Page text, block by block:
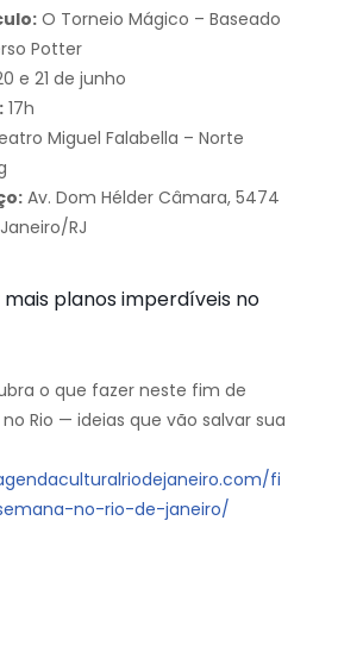
O Torneio Mágico – Baseado
Potter
e 21 de junho
17h
Miguel Falabella – Norte
Av. Dom Hélder Câmara, 5474
RJ
mais planos imperdíveis no
o que fazer neste fim de
Rio — ideias que vão salvar sua
fi
no-rio-de-janeiro/